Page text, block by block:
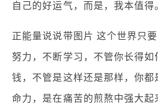
自己的好运气，而是，我本值得
正能量说说带图片 这个世界只
努力，不断学习，不管你长得如
钱，不管是这样还是那样，你都
命力，是在痛苦的煎熬中强大起